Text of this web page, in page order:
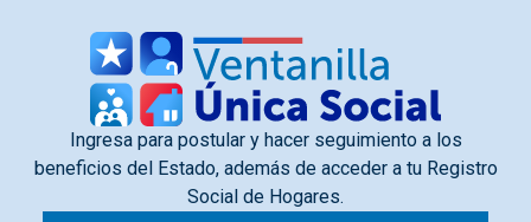
Ingresa para postular y hacer seguimiento a los
beneficios del Estado, además de acceder a tu Registro
Social de Hogares.